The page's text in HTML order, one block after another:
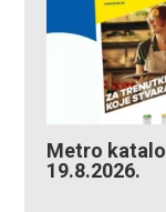
Metro
19.8.2026.